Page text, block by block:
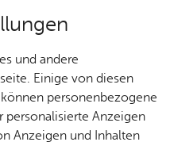
und andere
Einige von diesen
personenbezogene
personalisierte Anzeigen
Anzeigen und Inhalten